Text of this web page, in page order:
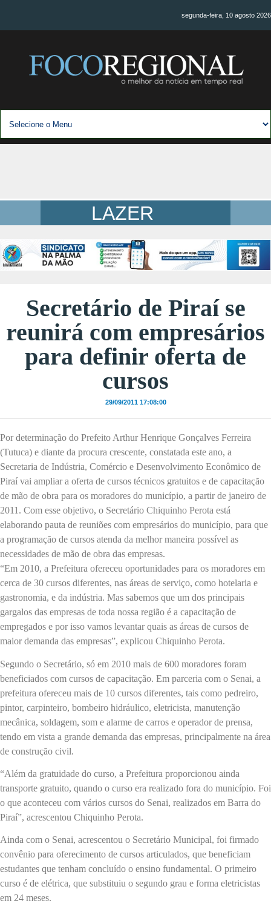
segunda-feira, 10 agosto 2026
LAZER
Secretário de Piraí se
reunirá com empresários
para definir oferta de
cursos
29/09/2011 17:08:00
Por determinação do Prefeito Arthur Henrique Gonçalves Ferreira
(Tutuca) e diante da procura crescente, constatada este ano, a
Secretaria de Indústria, Comércio e Desenvolvimento Econômico de
Piraí vai ampliar a oferta de cursos técnicos gratuitos e de capacitação
de mão de obra para os moradores do município, a partir de janeiro de
2011. Com esse objetivo, o Secretário Chiquinho Perota está
elaborando pauta de reuniões com empresários do município, para que
a programação de cursos atenda da melhor maneira possível as
necessidades de mão de obra das empresas.
“Em 2010, a Prefeitura ofereceu oportunidades para os moradores em
cerca de 30 cursos diferentes, nas áreas de serviço, como hotelaria e
gastronomia, e da indústria. Mas sabemos que um dos principais
gargalos das empresas de toda nossa região é a capacitação de
empregados e por isso vamos levantar quais as áreas de cursos de
maior demanda das empresas”, explicou Chiquinho Perota.
Segundo o Secretário, só em 2010 mais de 600 moradores foram
beneficiados com cursos de capacitação. Em parceria com o Senai, a
prefeitura ofereceu mais de 10 cursos diferentes, tais como pedreiro,
pintor, carpinteiro, bombeiro hidráulico, eletricista, manutenção
mecânica, soldagem, som e alarme de carros e operador de prensa,
tendo em vista a grande demanda das empresas, principalmente na área
de construção civil.
“Além da gratuidade do curso, a Prefeitura proporcionou ainda
transporte gratuito, quando o curso era realizado fora do município. Foi
o que aconteceu com vários cursos do Senai, realizados em Barra do
Piraí”, acrescentou Chiquinho Perota.
Ainda com o Senai, acrescentou o Secretário Municipal, foi firmado
convênio para oferecimento de cursos articulados, que beneficiam
estudantes que tenham concluído o ensino fundamental. O primeiro
curso é de elétrica, que substituiu o segundo grau e forma eletricistas
em 24 meses.